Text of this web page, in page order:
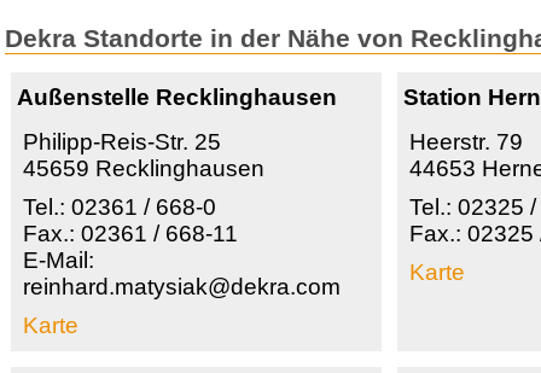
Dekra Standorte in der Nähe von
Außenstelle Recklinghausen
Philipp-Reis-Str. 25
45659 Recklinghausen
Tel.: 02361 / 668-0
Fax.: 02361 / 668-11
E-Mail:
reinhard.matysiak@dekra.com
Karte
Station
Heerstr. 79
44653
Tel.: 02325
Fax.: 02325
Karte